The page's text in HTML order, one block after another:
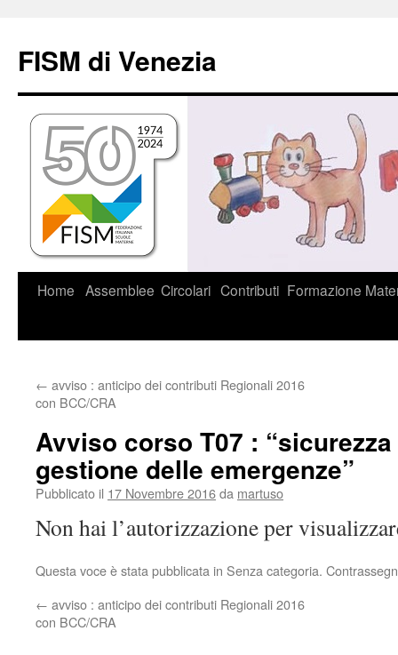
contenuto
FISM di Venezia
Home Assemblee Circolari Contributi Formazione
← avviso : anticipo dei contributi Regionali 2016
con BCC/CRA
Avviso corso T07 :
gestione delle emergenze”
Pubblicato il 17 Novembre 2016da martuso
Non hai l’autorizzazione per
Questa voce è stata pubblicata in Senza categoria.
← avviso : anticipo dei contributi Regionali 2016
con BCC/CRA